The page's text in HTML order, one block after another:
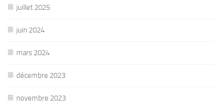
juillet 2025
juin 2024
mars 2024
décembre 2023
novembre 2023